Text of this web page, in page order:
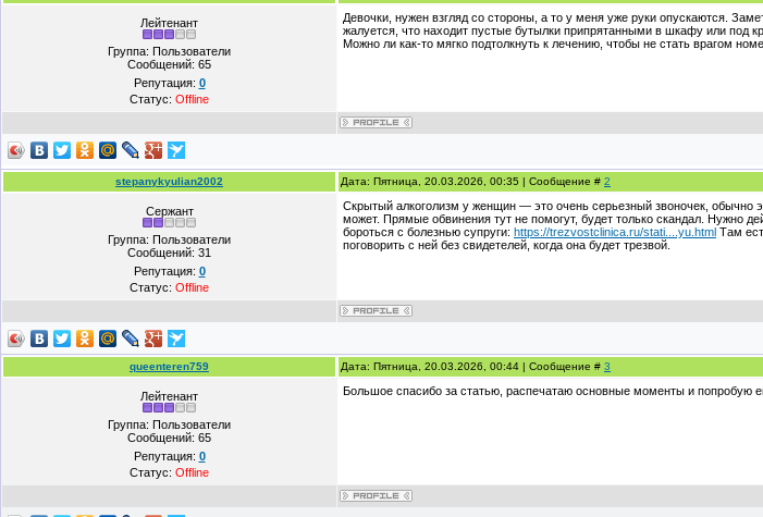
Лейтенант
Группа: Пользователи
Сообщений: 65
Репутация: 0
Статус: Offline
Девочки, нужен взгляд со стороны, а то у меня уже руки опускаются.
жалуется, что находит пустые бутылки припрятанными в шкафу или под
Можно ли как-то мягко подтолкнуть к лечению, чтобы не стать врагом
stepanykyulian2002 Дата: Пятница, 20.03.2026, 00:35 | Сообщение # 2
Сержант
Группа: Пользователи
Сообщений: 31
Репутация: 0
Статус: Offline
Скрытый алкоголизм у женщин — это очень серьезный звоночек, обычно
может. Прямые обвинения тут не помогут, будет только скандал. Нужно
бороться с болезнью супруги: https://trezvostclinica.ru/stati....yu.html Там
поговорить с ней без свидетелей, когда она будет трезвой.
queenteren759 Дата: Пятница, 20.03.2026, 00:44 | Сообщение # 3
Лейтенант
Группа: Пользователи
Сообщений: 65
Репутация: 0
Статус: Offline
Большое спасибо за статью, распечатаю основные моменты и попробую